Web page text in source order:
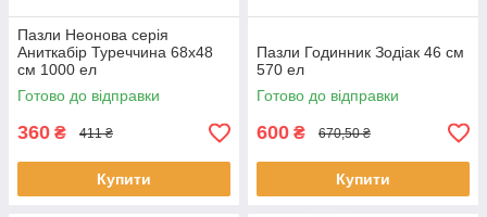
Пазли Неонова серія
Аниткабір Туреччина 68х48
см 1000 ел
Готово до відправки
360 ₴ 411 ₴
Купити
Пазли Годинник Зодіак 46 см
570 ел
Готово до відправки
600 ₴ 670,50 ₴
Купити